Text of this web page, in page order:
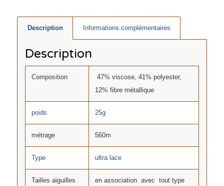
Description Informations complémentaires
Description
Composition
47% viscose, 41% polyester,
12% fibre métallique
poids 25g
métrage 560m
Type ultra lace
Tailles aiguilles
en association avec tout type